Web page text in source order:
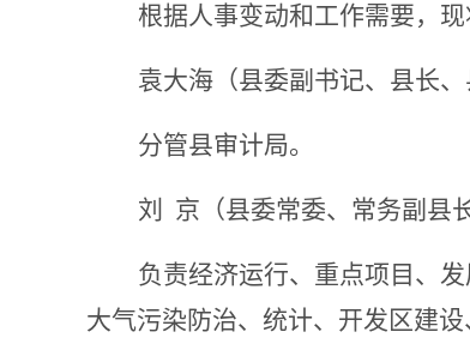
根据人事变动和工作需要，
袁大海 （县委副书记、县长
分管县审计局。
刘 京 （县委常委、 常务副县
负责经济运行、重点项目、
大气污染防治、 统计、 开发区建